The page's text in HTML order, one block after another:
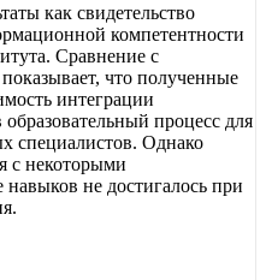
как свидетельство
компетентности
Сравнение с
что полученные
интеграции
процесс для
специалистов. Однако
с некоторыми
не достигалось при